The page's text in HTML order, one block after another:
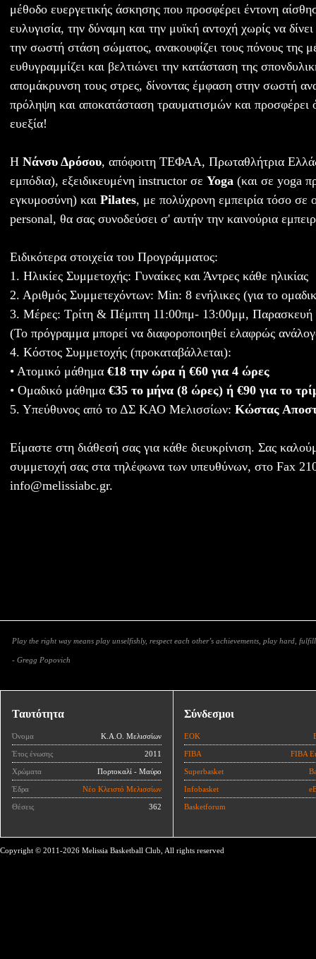
μέθοδο ευεργετικής άσκησης που προσφέρει έντονη
ευλυγισία, την δύναμη και την μυϊκή αντοχή χωρίς να
την σωστή στάση σώματος, ανακουφίζει τους πόνους της
ευθυγραμμίζει και βελτιώνει την κατάσταση της
απομάκρυνση τους στρες, δίνοντας έμφαση στην σωστή
πρόληψη και αποκατάσταση τραυματισμών και
ευεξία!
Η Νάνσυ Δρόσου, απόφοιτη ΤΕΦΑΑ, Πρωταθλήτρια
εμπόδια), εξειδικευμένη instructor σε Yoga (και σε yoga
εγκυμοσύνη) και Pilates, με πολύχρονη εμπειρία τόσο σε
personal, θα σας συνοδεύσει σ' αυτήν την καινούρια
Ειδικότερα στοιχεία του Προγράμματος:
1. Ηλικίες Συμμετοχής: Γυναίκες και Άντρες κάθε ηλικίας
2. Αριθμός Συμμετεχόντων: Min: 8 ενήλικες (για το
3. Μέρες: Τρίτη & Πέμπτη 11:00πμ- 13:00μμ,
(Το πρόγραμμα μπορεί να διαφοροποιηθεί ελαφρώς
4. Κόστος Συμμετοχής (προκαταβάλλεται):
• Ατομικό μάθημα €18 την ώρα ή €60 για 4 ώρες
• Ομαδικό μάθημα €35 το μήνα (8 ώρες) ή €90 για το
5. Υπεύθυνος από το ΔΣ ΚΑΟ Μελισσίων: Κώστας
Είμαστε στη διάθεσή σας για κάθε διευκρίνιση. Σας
συμμετοχή σας στα τηλέφωνα των υπευθύνων, στο Fax
info@melissiabc.gr.
Play the right way means play unselfishly, respect each other’s achievements, play hard,
- Gregg Popovich
Ταυτότητα
Όνομα Κ.Α.Ο. Μελισσίων
Έτος ένωσης 2011
Χρώματα Πορτοκαλί - Μαύρο
Έδρα Νέο Κλειστό Μελισσίων
Θέσεις 362
Σύνδεσμοι
ΕΟΚ
FIBA FIBA
Superbasket
Infobasket
Basketforum
Copyright © 2011-2026 Melissia Basketball Club, All rights reserved